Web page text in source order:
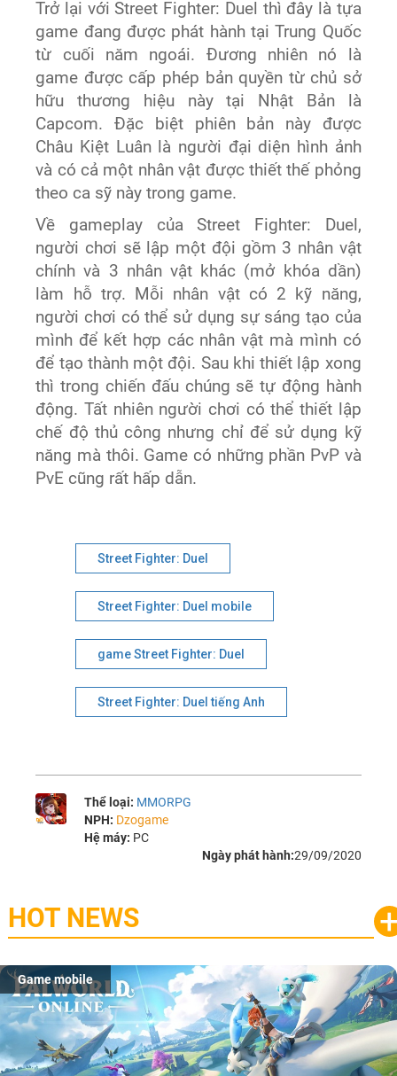
Trở lại với Street Fighter: Duel thì đây là tựa
game đang được phát hành tại Trung Quốc
từ cuối năm ngoái. Đương nhiên nó là
game được cấp phép bản quyền từ chủ sở
hữu thương hiệu này tại Nhật Bản là
Capcom. Đặc biệt phiên bản này được
Châu Kiệt Luân là người đại diện hình ảnh
và có cả một nhân vật được thiết thế phỏng
theo ca sỹ này trong game.
Về gameplay của Street Fighter: Duel,
người chơi sẽ lập một đội gồm 3 nhân vật
chính và 3 nhân vật khác (mở khóa dần)
làm hỗ trợ. Mỗi nhân vật có 2 kỹ năng,
người chơi có thể sử dụng sự sáng tạo của
mình để kết hợp các nhân vật mà mình có
để tạo thành một đội. Sau khi thiết lập xong
thì trong chiến đấu chúng sẽ tự động hành
động. Tất nhiên người chơi có thể thiết lập
chế độ thủ công nhưng chỉ để sử dụng kỹ
năng mà thôi. Game có những phần PvP và
PvE cũng rất hấp dẫn.
Street Fighter: Duel
Street Fighter: Duel mobile
game Street Fighter: Duel
Street Fighter: Duel tiếng Anh
Thể loại: MMORPG
NPH: Dzogame
Hệ máy: PC
Ngày phát hành:29/09/2020
HOT NEWS
Game mobile